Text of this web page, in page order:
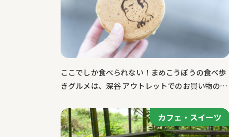
ここでしか食べられない！まめこうぼうの食べ歩
きグルメは、深谷 アウトレットでのお買い物のつ
カフェ・スイーツ
カフェ・スイーツ